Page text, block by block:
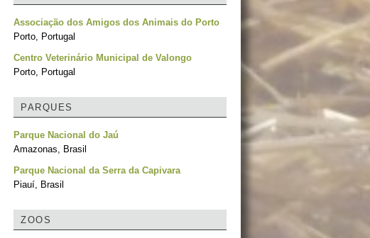
Associação dos Amigos dos Animais do Porto
Porto, Portugal
Centro Veterinário Municipal de Valongo
Porto, Portugal
PARQUES
Parque Nacional do Jaú
Amazonas, Brasil
Parque Nacional da Serra da Capivara
Piauí, Brasil
ZOOS